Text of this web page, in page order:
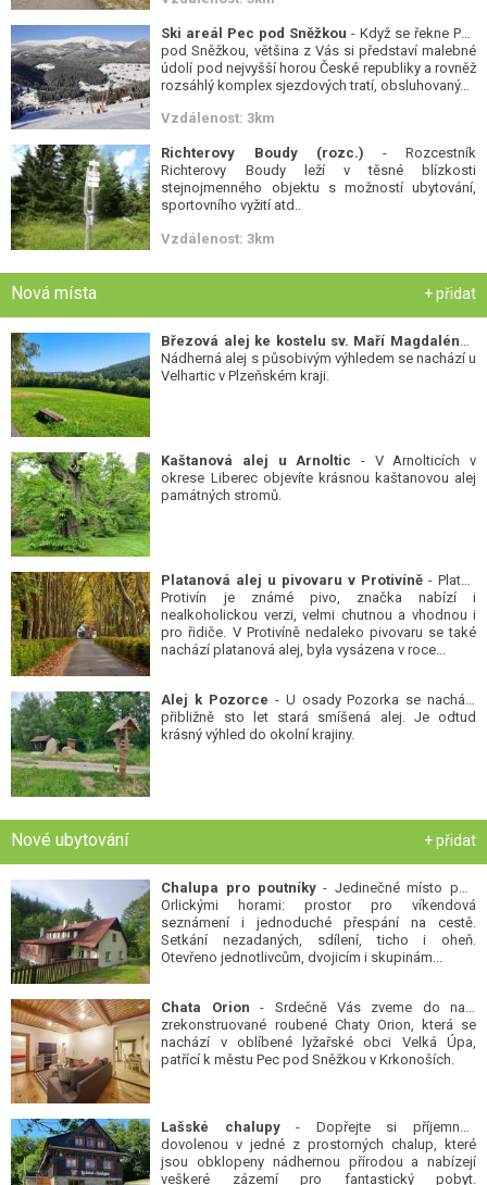
Ski areál Pec pod Sněžkou - Když se řekne Pec
pod Sněžkou, většina z Vás si představí malebné
údolí pod nejvyšší horou České republiky a rovněž
rozsáhlý komplex sjezdových tratí, obsluhovaný...
Vzdálenost: 3km
Richterovy Boudy (rozc.) - Rozcestník
Richterovy Boudy leží v těsné blízkosti
stejnojmenného objektu s možností ubytování,
sportovního vyžití atd..
Vzdálenost: 3km
Nová místa + přidat
Nádherná alej s působivým výhledem se nachází u
Velhartic v Plzeňském kraji.
Kaštanová alej u Arnoltic - V Arnolticích v
okrese Liberec objevíte krásnou kaštanovou alej
památných stromů.
Platanová alej u pivovaru v Protivíně - Platan
Protivín je známé pivo, značka nabízí i
nealkoholickou verzi, velmi chutnou a vhodnou i
pro řidiče. V Protivíně nedaleko pivovaru se také
nachází platanová alej, byla vysázena v roce...
Alej k Pozorce - U osady Pozorka se nachází
přibližně sto let stará smíšená alej. Je odtud
krásný výhled do okolní krajiny.
Nové ubytování + přidat
Chalupa pro poutníky- Jedinečné místo pod
Orlickými horami: prostor pro víkendová
seznámení i jednoduché přespání na cestě.
Setkání nezadaných, sdílení, ticho i oheň.
Otevřeno jednotlivcům, dvojicím i skupinám...
Chata Orion - Srdečně Vás zveme do naší
zrekonstruované roubené Chaty Orion, která se
nachází v oblíbené lyžařské obci Velká Úpa,
patřící k městu Pec pod Sněžkou v Krkonoších.
Lašské chalupy- Dopřejte si příjemnou
dovolenou v jedné z prostorných chalup, které
jsou obklopeny nádhernou přírodou a nabízejí
veškeré zázemí pro fantastický pobyt.